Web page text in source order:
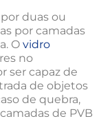
duas ou
por camadas
O vidro
no
ser capaz de
de objetos
de quebra,
de PVB